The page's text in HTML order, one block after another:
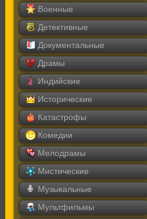
Военные
Детективные
Документальные
Драмы
Индийские
Исторические
Катастрофы
Комедии
Мелодрамы
Мистические
Музыкальные
Мультфильмы